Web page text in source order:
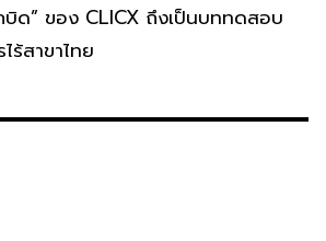
บิด” ของ CLICX ถึงเป็นบททดสอบ
ร้สาขาไทย